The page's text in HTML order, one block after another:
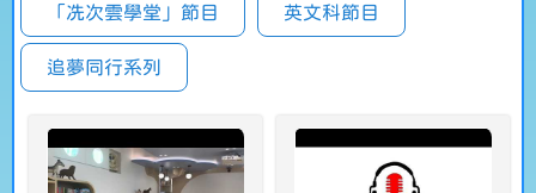
「冼次雲學堂」節目 英文科節目
追夢同行系列